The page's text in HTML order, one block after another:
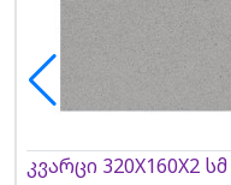
კვარცი 320X160X2 სმ